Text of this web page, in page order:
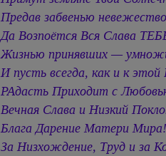
Предав забвенью
Да Возпоётся Вся Слава
Жизнью принявших —
И пусть всегда, как и к этой
РАдасть Приходит с
Вечная Слава и Низкий
Блага Дарение Матери Мира!
За Низхождение, Труд и за